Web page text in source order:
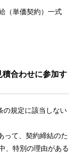
単価契約）一式
合わせに参加す
の規定に該当しない
って、契約締結のた
、特別の理由がある